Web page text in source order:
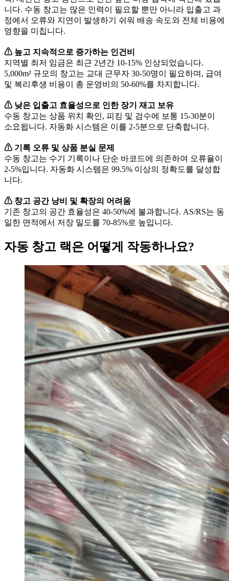
니다. 수동 창고는 많은 인력이 필요할 뿐만 아니라 입출고 과
정에서 오류와 지연이 발생하기 쉬워 배송 속도와 전체 비용에
영향을 미칩니다.
⚠ 높고 지속적으로 증가하는 인건비
지역별 최저 임금은 최근 2년간 10-15% 인상되었습니다.
5,000m² 규모의 창고는 교대 근무자 30-50명이 필요하며, 급여
및 복리후생 비용이 총 운영비의 50-60%를 차지합니다.
⚠ 낮은 입출고 효율성으로 인한 장기 재고 보유
수동 창고는 상품 위치 확인, 피킹 및 검수에 보통 15-30분이
소요됩니다. 자동화 시스템은 이를 2-5분으로 단축합니다.
⚠ 기록 오류 및 상품 분실 문제
수동 창고는 수기 기록이나 단순 바코드에 의존하여 오류율이
2-5%입니다. 자동화 시스템은 99.5% 이상의 정확도를 달성합
니다.
⚠ 창고 공간 낭비 및 확장의 어려움
기존 창고의 공간 효율성은 40-50%에 불과합니다. AS/RS는 동
일한 면적에서 저장 밀도를 70-85%로 높입니다.
자동 창고 랙은 어떻게 작동하나요?